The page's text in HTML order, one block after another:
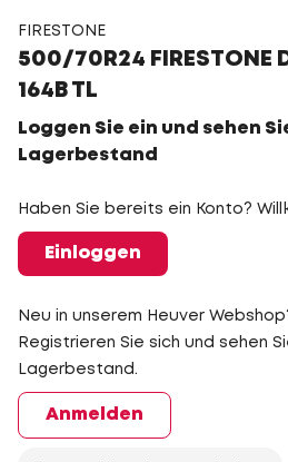
FIRESTONE
500/70R24 FIRESTONE
164B TL
Loggen Sie ein und sehen
Lagerbestand
Haben Sie bereits ein Konto?
Einloggen
Neu in unserem Heuver
Registrieren Sie sich und sehen
Lagerbestand.
Anmelden